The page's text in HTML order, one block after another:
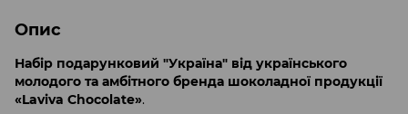
Опис
Набір подарунковий "Україна" від українського
молодого та амбітного бренда шоколадної продукції
«Laviva Chocolate».